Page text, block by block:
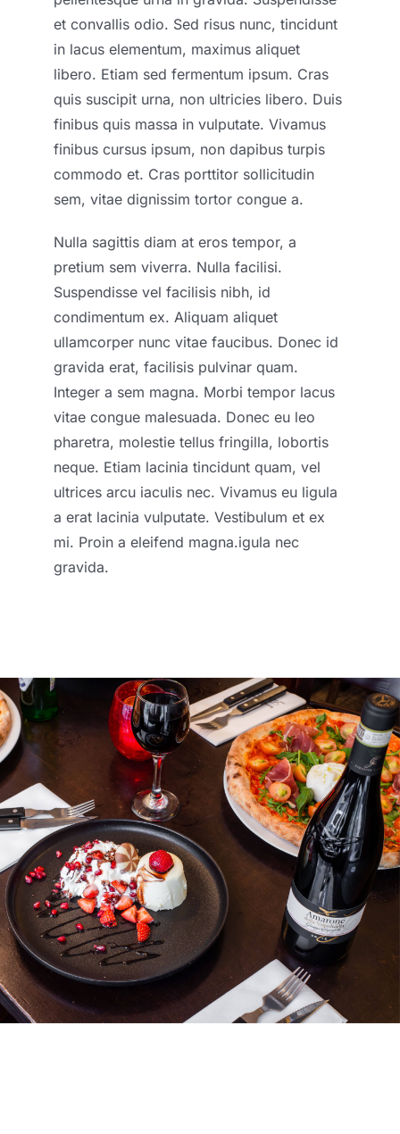
et convallis odio. Sed risus nunc, tincidunt
in lacus elementum, maximus aliquet
libero. Etiam sed fermentum ipsum. Cras
quis suscipit urna, non ultricies libero. Duis
finibus quis massa in vulputate. Vivamus
finibus cursus ipsum, non dapibus turpis
commodo et. Cras porttitor sollicitudin
sem, vitae dignissim tortor congue a.
Nulla sagittis diam at eros tempor, a
pretium sem viverra. Nulla facilisi.
Suspendisse vel facilisis nibh, id
condimentum ex. Aliquam aliquet
ullamcorper nunc vitae faucibus. Donec id
gravida erat, facilisis pulvinar quam.
Integer a sem magna. Morbi tempor lacus
vitae congue malesuada. Donec eu leo
pharetra, molestie tellus fringilla, lobortis
neque. Etiam lacinia tincidunt quam, vel
ultrices arcu iaculis nec. Vivamus eu ligula
a erat lacinia vulputate. Vestibulum et ex
mi. Proin a eleifend magna.igula nec
gravida.